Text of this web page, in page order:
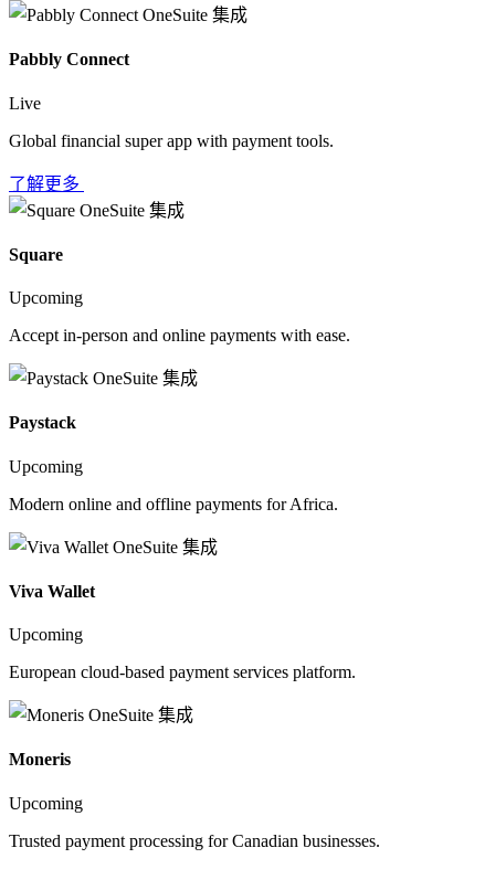
Pabbly Connect
Live
Global financial super app with payment tools.
了解更多
Square
Upcoming
Accept in-person and online payments with ease.
Paystack
Upcoming
Modern online and offline payments for Africa.
Viva Wallet
Upcoming
European cloud-based payment services platform.
Moneris
Upcoming
Trusted payment processing for Canadian businesses.